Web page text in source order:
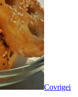
Covrigei